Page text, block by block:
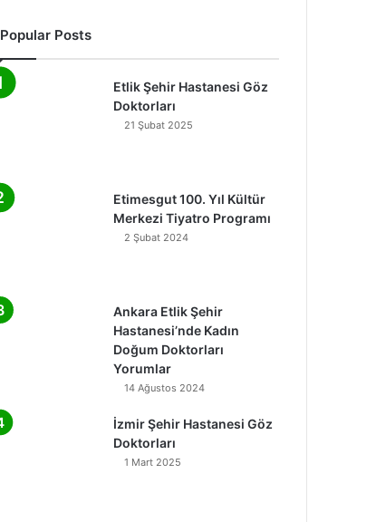
Popular Posts
Etlik Şehir Hastanesi Göz
Doktorları
21 Şubat 2025
Etimesgut 100. Yıl Kültür
Merkezi Tiyatro Programı
2 Şubat 2024
Ankara Etlik Şehir
Hastanesi’nde Kadın
Doğum Doktorları
Yorumlar
14 Ağustos 2024
İzmir Şehir Hastanesi Göz
Doktorları
1 Mart 2025